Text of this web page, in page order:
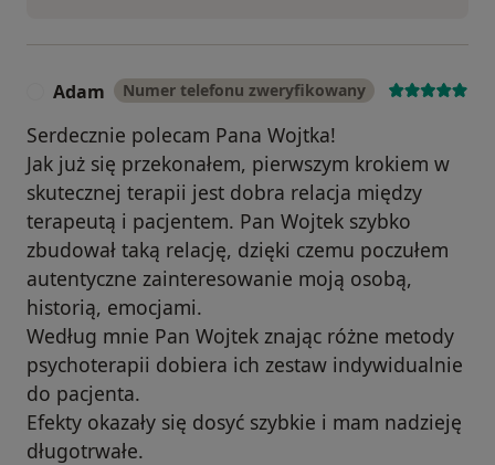
Adam Numer telefonu zweryfikowany
Serdecznie polecam Pana Wojtka!
Jak już się przekonałem, pierwszym krokiem w
skutecznej terapii jest dobra relacja między
terapeutą i pacjentem. Pan Wojtek szybko
zbudował taką relację, dzięki czemu poczułem
autentyczne zainteresowanie moją osobą,
historią, emocjami.
Według mnie Pan Wojtek znając różne metody
psychoterapii dobiera ich zestaw indywidualnie
do pacjenta.
Efekty okazały się dosyć szybkie i mam nadzieję
długotrwałe.